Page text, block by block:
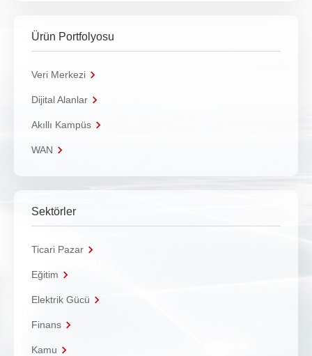
Ürün Portfolyosu
Veri Merkezi
Dijital Alanlar
Akıllı Kampüs
WAN
Sektörler
Ticari Pazar
Eğitim
Elektrik Gücü
Finans
Kamu